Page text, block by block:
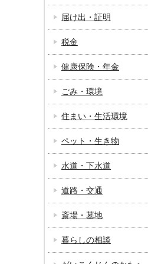
届け出・証明
税金
健康保険・年金
ごみ・環境
住まい・生活環境
ペット・生き物
水道・下水道
道路・交通
斎場・墓地
暮らしの相談